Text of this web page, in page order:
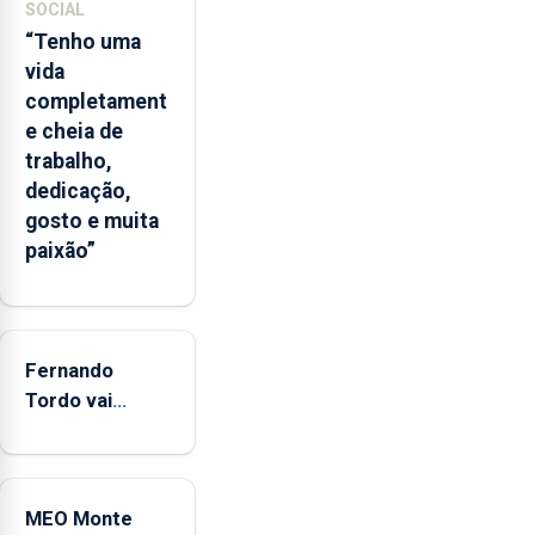
das
Flores
apresenta
um
“decréscimo
significativo”
da
CPUE
entre
2022
SOCIAL
“Tenho uma
vida
completament
e cheia de
trabalho,
dedicação,
gosto e muita
paixão”
Fernando
Tordo vai
anos de
Coliseu
MEO Monte